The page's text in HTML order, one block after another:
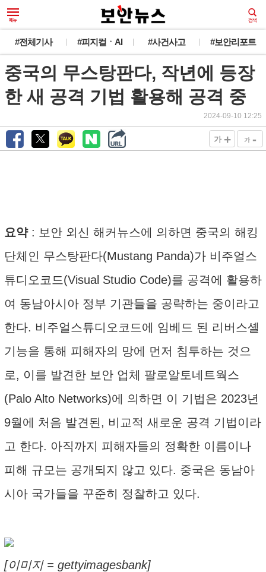
#전체기사 #피지컬ㆍAI #사건사고 #보안리포트
중국의 무스탕판다, 작년에 등장
한 새 공격 기법 활용해 공격 중
2024-09-10 12:25
가 + 가 -
요약: 보안 외신 해커뉴스에 의하면 중국의 해킹
단체인 무스탕판다(Mustang Panda)가 비주얼스
튜디오코드(Visual Studio Code)를 공격에 활용하
여 동남아시아 정부 기관들을 공략하는 중이라고
한다. 비주얼스튜디오코드에 임베드 된 리버스셸
기능을 통해 피해자의 망에 먼저 침투하는 것으
로, 이를 발견한 보안 업체 팔로알토네트웍스
(Palo Alto Networks)에 의하면 이 기법은 2023년
9월에 처음 발견된, 비교적 새로운 공격 기법이라
고 한다. 아직까지 피해자들의 정확한 이름이나
피해 규모는 공개되지 않고 있다. 중국은 동남아
시아 국가들을 꾸준히 정찰하고 있다.
[이미지 = gettyimagesbank]